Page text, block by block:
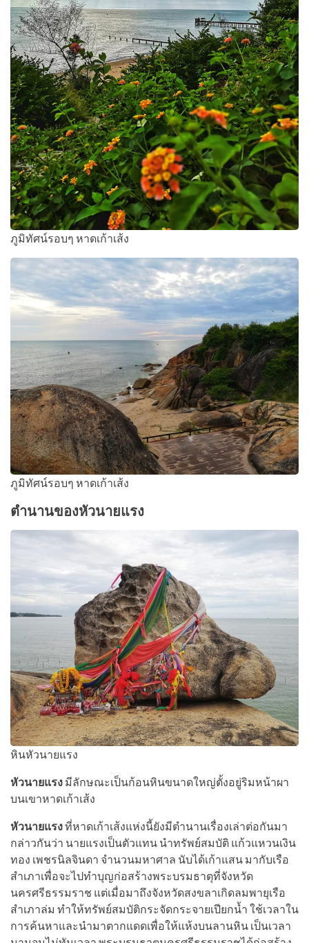
ภูมิทัศน์รอบๆ หาดเก้าเส้ง
ภูมิทัศน์รอบๆ หาดเก้าเส้ง
ตำนานของหัวนายแรง
หินหัวนายแรง
หัวนายแรง มีลักษณะเป็นก้อนหินขนาดใหญ่ตั้งอยู่ริมหน้าผา
บนเขาหาดเก้าเส้ง
หัวนายแรง​ ที่หาดเก้าเส้งแห่งนี้ยังมี​ตำนาน​เรื่อง​เล่าต่อกันมา​
กล่าวกันว่า​ นายแรงเป็น​ตัวแทน​ นำทรัพย์สมบัติ​ แก้วแหวน​เงิน
ทอง​ เพชร​นิลจินดา จำนวน​มหาศาล​ นับได้เก้าแสน​ มากับเรือ
สำเภาเพื่อ​จะไปทำบุญ​ก่อสร้าง​พระบรมธาตุ​ที่จังหวัด​
นครศรีธรรมราช​ แต่​เมื่อ​มาถึง​จังหวัด​สงขลา​เกิด​ลมพายุ​เรือ
สำเภาล่ม ทำให้​ทรัพย์​สมบัติ​กระจัดกระจาย​เปียก​น้ำ​ ใช้​เวลา​ใน​
การค้น​หาและ​นำมาตากแดดเพื่อให้​แห้ง​บนลานหิน เป็น​เวลา​